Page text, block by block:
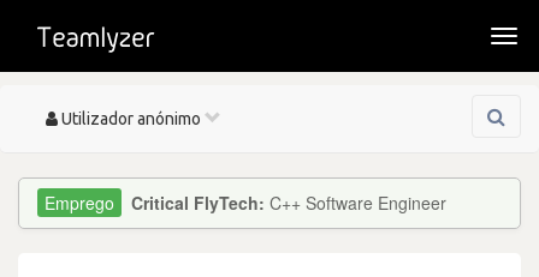
Toggle
Utilizador anónimo
Critical FlyTech: C++ Software Engineer